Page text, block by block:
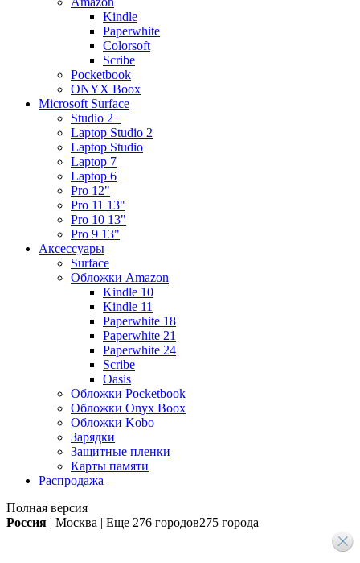
Kindle
Paperwhite
Colorsoft
Scribe
Pocketbook
ONYX Boox
Microsoft Surface
Studio 2+
Laptop Studio 2
Laptop Studio
Laptop 7
Laptop 6
Pro 12"
Pro 11 13"
Pro 10 13"
Pro 9 13"
Аксессуары
Surface
Обложки Amazon
Kindle 10
Kindle 11
Paperwhite 18
Paperwhite 21
Paperwhite 24
Scribe
Oasis
Обложки Pocketbook
Обложки Onyx Boox
Обложки Kobo
Зарядки
Защитные пленки
Карты памяти
Распродажа
Полная версия
Россия | Москва | Еще 276 городов275 города